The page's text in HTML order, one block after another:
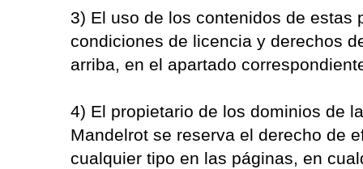
3) El uso de los contenidos de estas
condiciones de licencia y derechos
arriba, en el apartado
4) El propietario de los dominios de
Mandelrot se reserva el derecho de
cualquier tipo en las páginas, en